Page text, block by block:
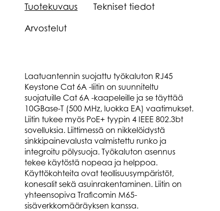
Tuotekuvaus
Tekniset tiedot
Arvostelut
Laatuantennin suojattu työkaluton RJ45
Keystone Cat 6A -liitin on suunniteltu
suojatuille Cat 6A -kaapeleille ja se täyttää
10GBase-T (500 MHz, luokka EA) vaatimukset.
Liitin tukee myös PoE+ tyypin 4 IEEE 802.3bt
sovelluksia. Liittimessä on nikkelöidystä
sinkkipainevalusta valmistettu runko ja
integroitu pölysuoja. Työkaluton asennus
tekee käytöstä nopeaa ja helppoa.
Käyttökohteita ovat teollisuusympäristöt,
konesalit sekä asuinrakentaminen. Liitin on
yhteensopiva Traficomin M65-
sisäverkkomääräyksen kanssa.